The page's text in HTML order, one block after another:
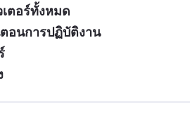
ตอร์ทั้งหมด
อนการปฏิบัติงาน